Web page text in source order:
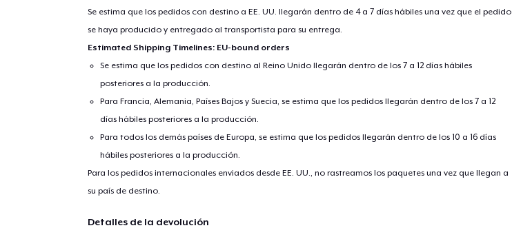
Se estima que los pedidos con destino a EE. UU. llegarán dentro de 4 a 7 días hábiles una vez que el pedido
se haya producido y entregado al transportista para su entrega.
Estimated Shipping Timelines: EU-bound orders
Se estima que los pedidos con destino al Reino Unido llegarán dentro de los 7 a 12 días hábiles
posteriores a la producción.
Para Francia, Alemania, Países Bajos y Suecia, se estima que los pedidos llegarán dentro de los 7 a 12
días hábiles posteriores a la producción.
Para todos los demás países de Europa, se estima que los pedidos llegarán dentro de los 10 a 16 días
hábiles posteriores a la producción.
Para los pedidos internacionales enviados desde EE. UU., no rastreamos los paquetes una vez que llegan a
su país de destino.
Detalles de la devolución